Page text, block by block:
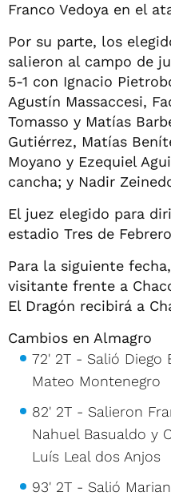
Franco Vedoya en el
Por su parte, los
salieron al campo de
5-1 con Ignacio
Agustín Massaccesi,
Tomasso y Matías
Gutiérrez, Matías
Moyano y Ezequiel
cancha; y Nadir
El juez elegido para
estadio Tres de
Para la siguiente
visitante frente a
El Dragón recibirá a
Cambios en Almagro
72' 2T - Salió Diego
Mateo Montenegro
82' 2T - Salieron
Nahuel Basualdo y
Luís Leal dos Anjos
93' 2T - Salió